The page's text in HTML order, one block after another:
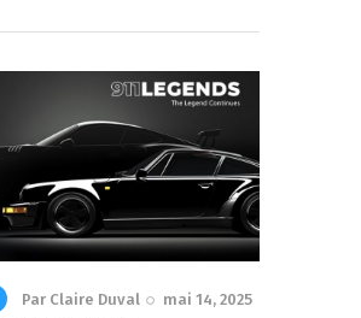
Par Claire Duval
mai 14, 2025